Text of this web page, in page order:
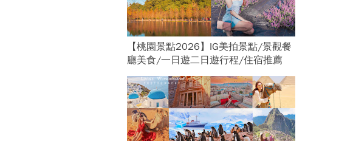
【桃園景點2026】IG美拍景點/景觀餐
廳美食/一日遊二日遊行程/住宿推薦